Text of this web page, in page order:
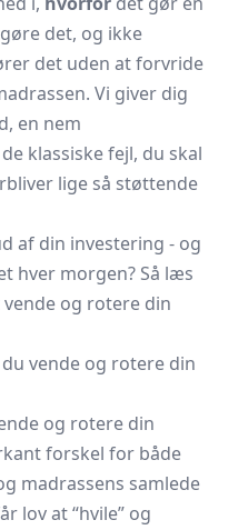
det, og ikke
det uden at forvride
Vi giver dig
en nem
klassiske fejl, du skal
lige så støttende
af din investering - og
hver morgen? Så læs
og rotere din
vende og rotere din
og rotere din
forskel for både
madrassens samlede
lov at “hvile” og